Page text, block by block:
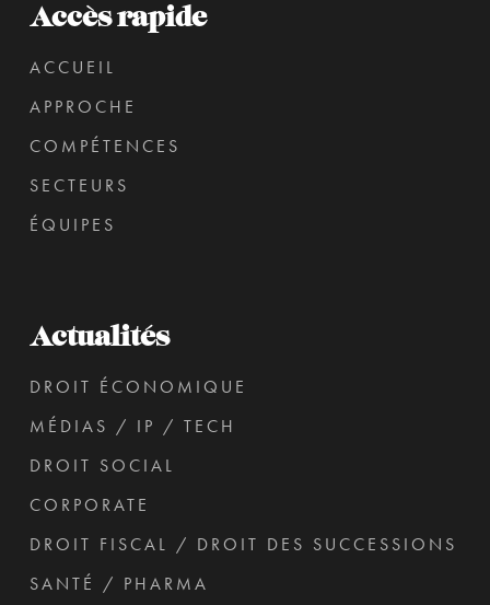
Accès rapide
ACCUEIL
APPROCHE
COMPÉTENCES
SECTEURS
ÉQUIPES
Actualités
DROIT ÉCONOMIQUE
MÉDIAS / IP / TECH
DROIT SOCIAL
CORPORATE
DROIT FISCAL / DROIT DES SUCCESSIONS
SANTÉ / PHARMA